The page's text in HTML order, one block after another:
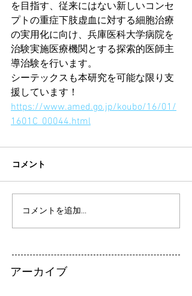
を目指す、従来にはない新しいコンセ
プトの重症下肢虚血に対する細胞治療
の実用化に向け、兵庫医科大学病院を
治験実施医療機関とする探索的医師主
導治験を行います。
シーテックスも本研究を可能な限り支
援しています！
https://www.amed.go.jp/koubo/16/01/
1601C_00044.html
コメント
コメントを追加…
アーカイブ